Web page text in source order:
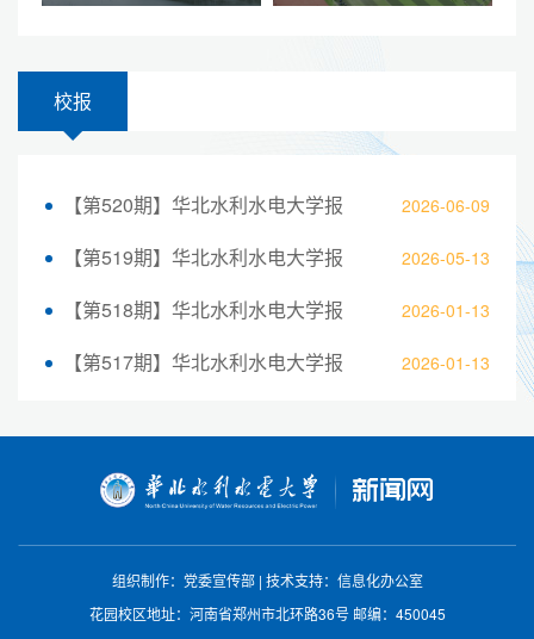
校报
【第520期】华北水利水电大学报 2026-06-09
【第519期】华北水利水电大学报 2026-05-13
【第518期】华北水利水电大学报 2026-01-13
【第517期】华北水利水电大学报 2026-01-13
组织制作：党委宣传部 | 技术支持：信息化办公室
花园校区地址：河南省郑州市北环路36号 邮编：450045